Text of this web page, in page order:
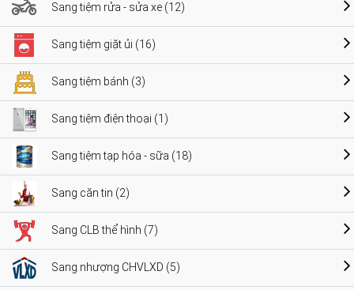
Sang tiệm rửa - sửa xe (12)
Sang tiệm giặt ủi (16)
Sang tiệm bánh (3)
Sang tiệm điện thoại (1)
Sang tiệm tạp hóa - sữa (18)
Sang căn tin (2)
Sang CLB thể hình (7)
Sang nhượng CHVLXD (5)